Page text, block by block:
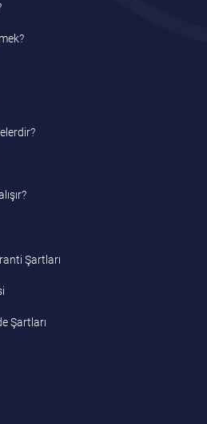
Şartları
Şartları